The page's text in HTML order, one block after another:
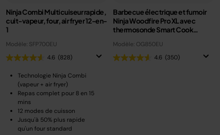
Ninja Combi Multicuiseur rapide,
cuit-vapeur, four, air fryer 12-en-
1
Modèle: SFP700EU
4.6 (828)
Technologie Ninja Combi
(vapeur + air fryer)
Repas complet pour 8 en 15
mins
12 modes de cuisson
Jusqu'à 50% plus rapide
qu'un four standard
Barbecue électrique et fumoir
Ninja Woodfire Pro XL avec
thermosonde Smart Cook
Modèle: OG850EU
4.6 (350)